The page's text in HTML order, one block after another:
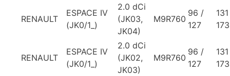
RENAULT
ESPACE IV
(JK0/1_)
2.0 dCi
(JK03,
JK04)
M9R760
96 /
127
173
RENAULT
ESPACE IV
(JK0/1_)
2.0 dCi
(JK02,
JK03)
M9R760
96 /
127
173